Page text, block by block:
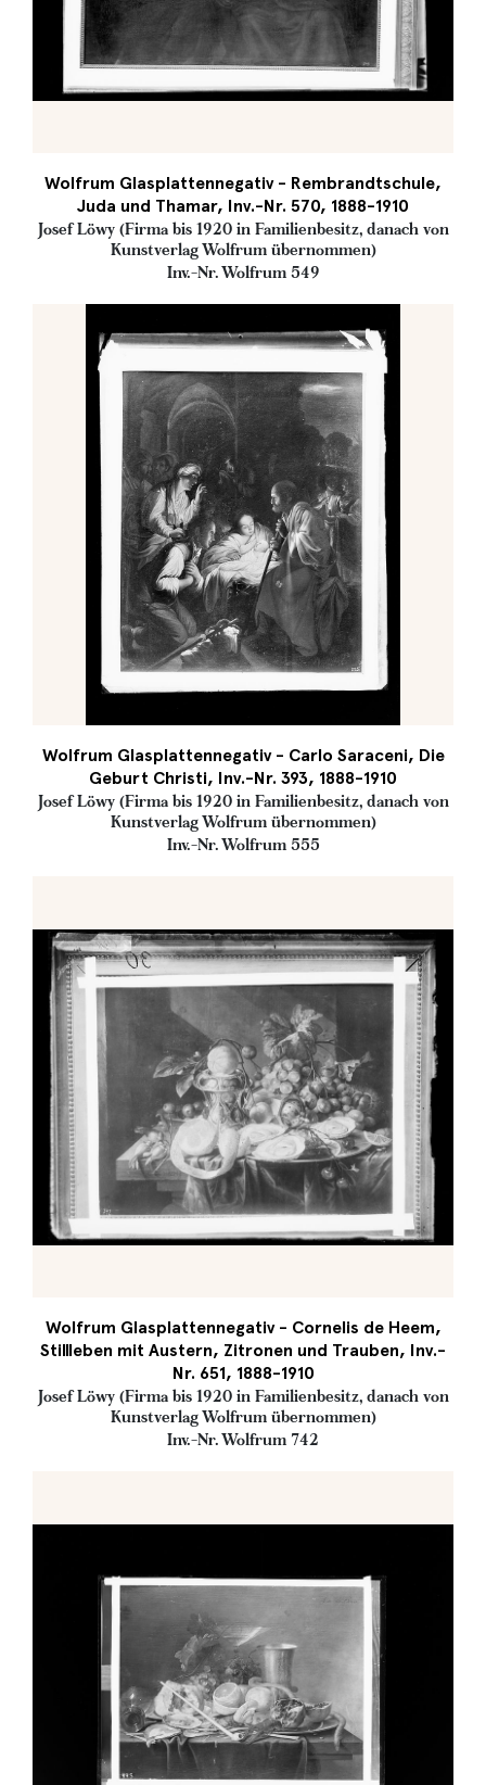
Wolfrum Glasplattennegativ - Rembrandtschule,
Juda und Thamar, Inv.-Nr. 570, 1888-1910
Josef Löwy (Firma bis 1920 in Familienbesitz, danach von
Kunstverlag Wolfrum übernommen)
Inv.-Nr. Wolfrum 549
Wolfrum Glasplattennegativ - Carlo Saraceni, Die
Geburt Christi, Inv.-Nr. 393, 1888-1910
Josef Löwy (Firma bis 1920 in Familienbesitz, danach von
Kunstverlag Wolfrum übernommen)
Inv.-Nr. Wolfrum 555
Wolfrum Glasplattennegativ - Cornelis de Heem,
Stillleben mit Austern, Zitronen und Trauben, Inv.-
Nr. 651, 1888-1910
Josef Löwy (Firma bis 1920 in Familienbesitz, danach von
Kunstverlag Wolfrum übernommen)
Inv.-Nr. Wolfrum 742